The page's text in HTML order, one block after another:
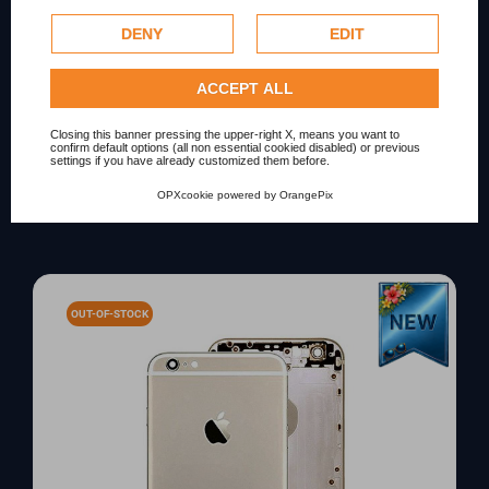
Google uses collected data, please refer toGoogle's
Privacy Policy.
Check our extended cookie policy.
DENY EDIT
ACCEPT ALL
Closing this banner pressing the upper-right X, means you want to
confirm default options (all non essential cookied disabled) or previous
settings if you have already customized them before.
OPXcookie powered by OrangePix
MODELLO SPEDIZIONE AMAZON
ConditionNew
Scopri i prodotti correlati
OUT-OF-STOCK